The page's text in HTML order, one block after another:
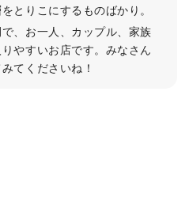
とりこにするものばかり。
、お一人、カップル、家族
やすいお店です。みなさん
てくださいね！